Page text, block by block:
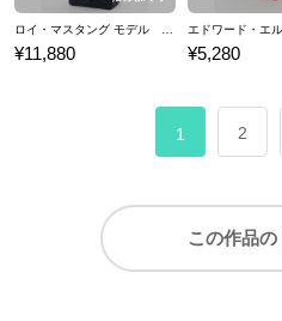
ロイ・マスタング モデル ショルダーバッグ ハンドバッグ 鋼の錬金術師
¥11,880 ¥5,280
1 2
この作品